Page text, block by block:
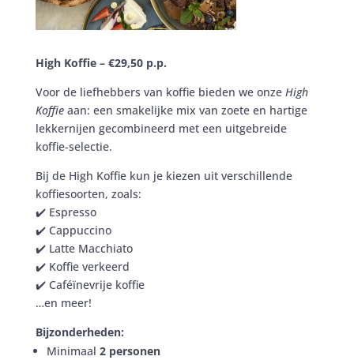
High Koffie – €29,50 p.p.
Voor de liefhebbers van koffie bieden we onze High
Koffieaan: een smakelijke mix van zoete en hartige
lekkernijen gecombineerd met een uitgebreide
koffie-selectie.
Bij de High Koffie kun je kiezen uit verschillende
koffiesoorten, zoals:
✔️ Espresso
✔️ Cappuccino
✔️ Latte Macchiato
✔️ Koffie verkeerd
✔️ Caféïnevrije koffie
…en meer!
Bijzonderheden:
Minimaal 2 personen